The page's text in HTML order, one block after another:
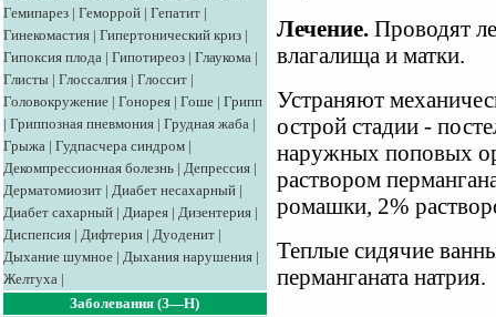
Гемипарез | Геморрой | Гепатит |
Гинекомастия | Гипертонический криз |
Гипоксия плода | Гипотиреоз | Глаукома |
Глисты | Глоссалгия | Глоссит |
Головокружение | Гонорея | Гоше | Грипп
| Гриппозная пневмония | Грудная жаба |
Грыжа | Гудпасчера синдром |
Декомпрессионная болезнь | Депрессия |
Дерматомиозит | Диабет несахарный |
Диабет сахарный | Диарея | Дизентерия |
Диспепсия | Дифтерия | Дуоденит |
Дыхание шумное | Дыхания нарушения |
Желтуха |
Заболевания (З—Н)
Лечение. Проводят
влагалища и матки.
Устраняют
острой стадии -
наружных поповых
раствором
ромашки, 2%
Теплые сидячие
перманганата натрия.